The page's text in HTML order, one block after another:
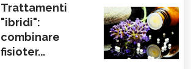
Trattamenti
"ibridi":
combinare
fisioter...